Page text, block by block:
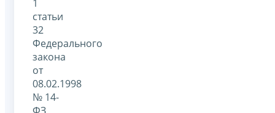
1
статьи
32
Федерального
закона
от
08.02.1998
№ 14-
ФЗ